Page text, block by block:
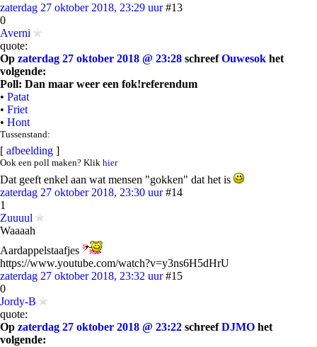
zaterdag 27 oktober 2018, 23:29 uur #13
0
Averni
quote:
Op zaterdag 27 oktober 2018 @ 23:28 schreefOuwesok het
volgende:
Poll: Dan maar weer een fok!referendum
• Patat
• Friet
• Hont
Tussenstand:
[ afbeelding ]
Ook een poll maken? Klik hier
Dat geeft enkel aan wat mensen "gokken" dat het is
zaterdag 27 oktober 2018, 23:30 uur #14
1
Zuuuul
Waaaah
Aardappelstaafjes
https://www.youtube.com/watch?v=y3ns6H5dHrU
zaterdag 27 oktober 2018, 23:32 uur #15
0
Jordy-B
quote:
Op zaterdag 27 oktober 2018 @ 23:22 schreefDJMO het
volgende: